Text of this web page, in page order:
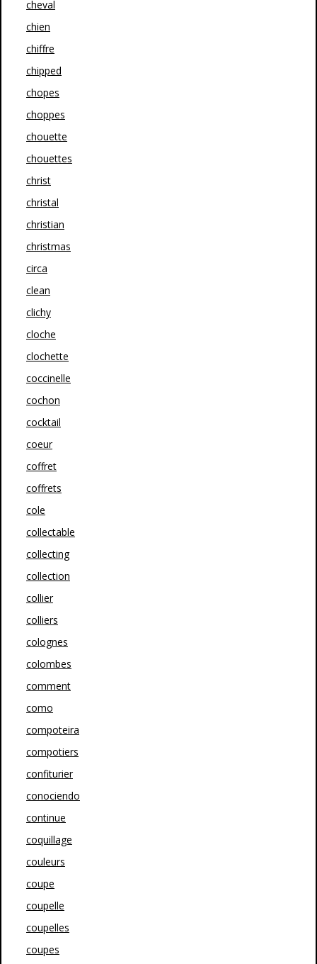
cheval
chien
chiffre
chipped
chopes
choppes
chouette
chouettes
christ
christal
christian
christmas
circa
clean
clichy
cloche
clochette
coccinelle
cochon
cocktail
coeur
coffret
coffrets
cole
collectable
collecting
collection
collier
colliers
colognes
colombes
comment
como
compoteira
compotiers
confiturier
conociendo
continue
coquillage
couleurs
coupe
coupelle
coupelles
coupes